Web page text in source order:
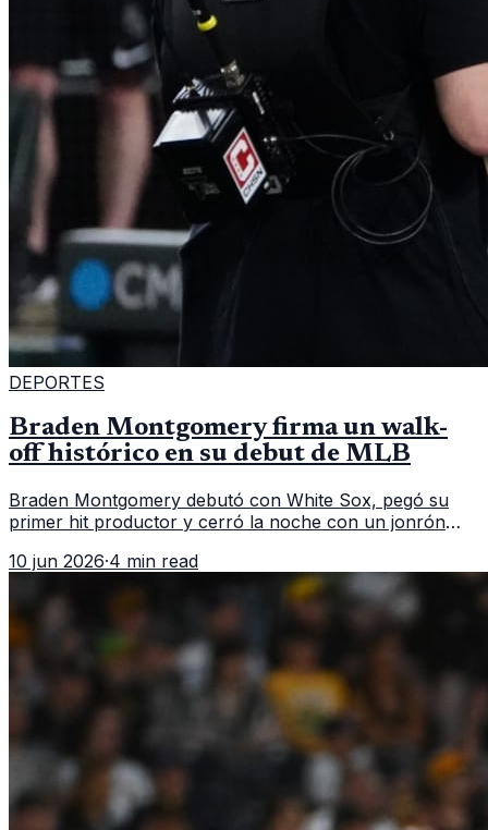
DEPORTES
Braden Montgomery firma un walk-
off histórico en su debut de MLB
Braden Montgomery debutó con White Sox, pegó su
primer hit productor y cerró la noche con un jonrón
caso de este tipo en la historia.
10 jun 2026·4 min read